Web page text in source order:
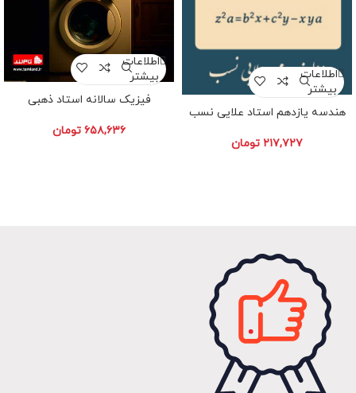
اطلاعات
بیشتر
هندسه یازدهم استاد علایی نسب
۲۱۷,۷۲۷ تومان
اطلاعات
بیشتر
فیزیک سالانه استاد ذهبی
۶۵۸,۶۳۶ تومان